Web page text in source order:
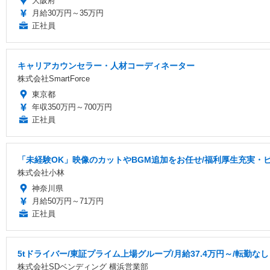
月給30万円～35万円
正社員
キャリアカウンセラー・人材コーディネーター
株式会社SmartForce
東京都
年収350万円～700万円
正社員
「未経験OK」映像のカットやBGM追加をお任せ/福利厚生充実・
株式会社小林
神奈川県
月給50万円～71万円
正社員
5tドライバー/東証プライム上場グループ/月給37.4万円～/転勤なし
株式会社SDベンディング 横浜営業部